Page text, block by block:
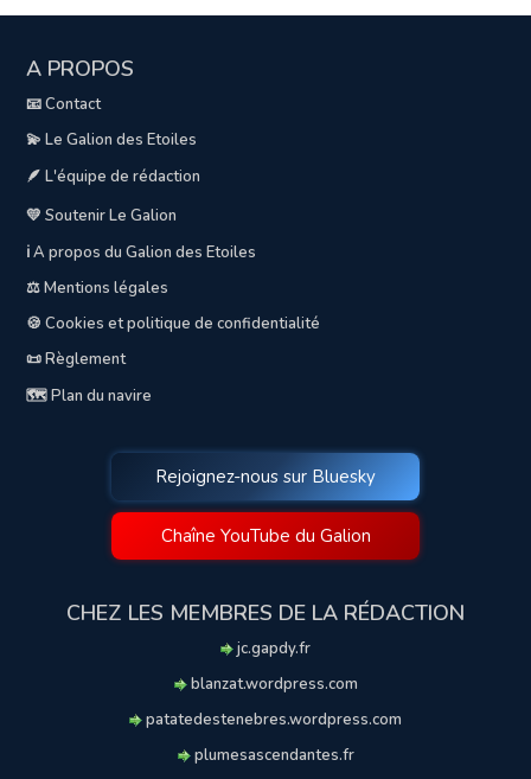
A PROPOS
📧 Contact
💫 Le Galion des Etoiles
🪶 L'équipe de rédaction
💛 Soutenir Le Galion
ℹ️ A propos du Galion des Etoiles
⚖️ Mentions légales
🍪 Cookies et politique de confidentialité
📜 Règlement
🗺️ Plan du navire
Rejoignez-nous sur Bluesky
Chaîne YouTube du Galion
CHEZ LES MEMBRES DE LA RÉDACTION
jc.gapdy.fr
blanzat.wordpress.com
patatedestenebres.wordpress.com
plumesascendantes.fr